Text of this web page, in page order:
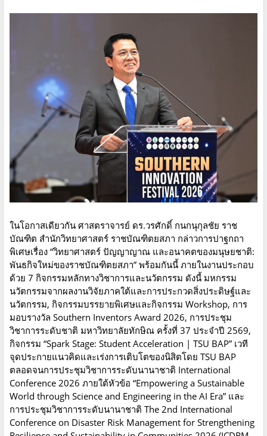
ในโอกาสเดียวกัน ศาสตราจารย์ ดร.วรศักดิ์ กนกนุกุลชัย ราช
บัณฑิต สำนักวิทยาศาสตร์ ราชบัณฑิตยสภา กล่าวการปาฐกถา
พิเศษเรื่อง “วิทยาศาสตร์ ปัญญาญาณ และอนาคตของมนุษยชาติ:
พันธกิจใหม่ของราชบัณฑิตยสภา” พร้อมกันนี้ ภายในงานประกอบ
ด้วย 7 กิจกรรมหลักทางวิชาการและนวัตกรรม ดังนี้ มหกรรม
นวัตกรรมจากผลงานวิจัยภาคใต้และการประกวดสิ่งประดิษฐ์และ
นวัตกรรม, กิจกรรมบรรยายพิเศษและกิจกรรม Workshop, การ
มอบรางวัล Southern Inventors Award 2026, การประชุม
วิชาการระดับชาติ มหาวิทยาลัยทักษิณ ครั้งที่ 37 ประจำปี 2569,
กิจกรรม “Spark Stage: Student Acceleration | TSU BAP” เวที
จุดประกายแนวคิดและเร่งการเติบโตของนิสิตโดย TSU BAP
ตลอดจนการประชุมวิชาการระดับนานาชาติ International
Conference 2026 ภายใต้หัวข้อ “Empowering a Sustainable
World through Science and Engineering in the AI Era” และ
การประชุมวิชาการระดับนานาชาติ The 2nd International
Conference on Disaster Risk Management for Strengthening